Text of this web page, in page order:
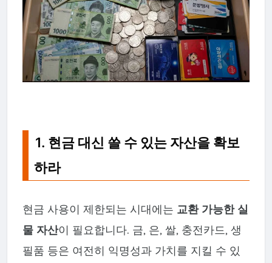
1. 현금 대신 쓸 수 있는 자산을 확보
하라
현금 사용이 제한되는 시대에는 교환 가능한 실
물 자산이 필요합니다. 금, 은, 쌀, 충전카드, 생
필품 등은 여전히 익명성과 가치를 지킬 수 있